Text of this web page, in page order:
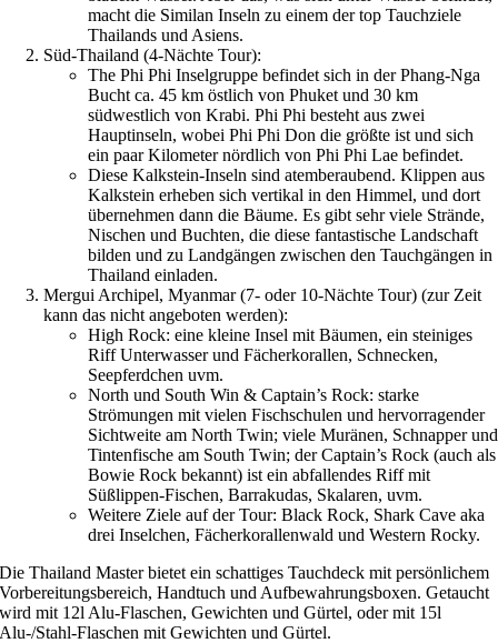
macht die Similan Inseln zu einem der top Tauchziele
Thailands und Asiens.
Süd-Thailand (4-Nächte Tour):
The Phi Phi Inselgruppe befindet sich in der Phang-Nga
Bucht ca. 45 km östlich von Phuket und 30 km
südwestlich von Krabi. Phi Phi besteht aus zwei
Hauptinseln, wobei Phi Phi Don die größte ist und sich
ein paar Kilometer nördlich von Phi Phi Lae befindet.
Diese Kalkstein-Inseln sind atemberaubend. Klippen aus
Kalkstein erheben sich vertikal in den Himmel, und dort
übernehmen dann die Bäume. Es gibt sehr viele Strände,
Nischen und Buchten, die diese fantastische Landschaft
bilden und zu Landgängen zwischen den Tauchgängen in
Thailand einladen.
Mergui Archipel, Myanmar (7- oder 10-Nächte Tour) (zur Zeit
kann das nicht angeboten werden):
High Rock: eine kleine Insel mit Bäumen, ein steiniges
Riff Unterwasser und Fächerkorallen, Schnecken,
Seepferdchen uvm.
North und South Win & Captain’s Rock: starke
Strömungen mit vielen Fischschulen und hervorragender
Sichtweite am North Twin; viele Muränen, Schnapper und
Tintenfische am South Twin; der Captain’s Rock (auch als
Bowie Rock bekannt) ist ein abfallendes Riff mit
Süßlippen-Fischen, Barrakudas, Skalaren, uvm.
Weitere Ziele auf der Tour: Black Rock, Shark Cave aka
drei Inselchen, Fächerkorallenwald und Western Rocky.
Die Thailand Master bietet ein schattiges Tauchdeck mit persönlichem
Vorbereitungsbereich, Handtuch und Aufbewahrungsboxen. Getaucht
wird mit 12l Alu-Flaschen, Gewichten und Gürtel, oder mit 15l
Alu-/Stahl-Flaschen mit Gewichten und Gürtel.